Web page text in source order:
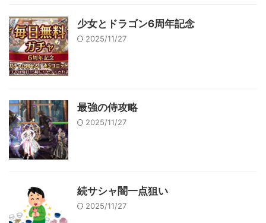
少女とドラゴン6周年記念
2025/11/27
最強の侍攻略
2025/11/27
続サシャ闇一点狙い
2025/11/27